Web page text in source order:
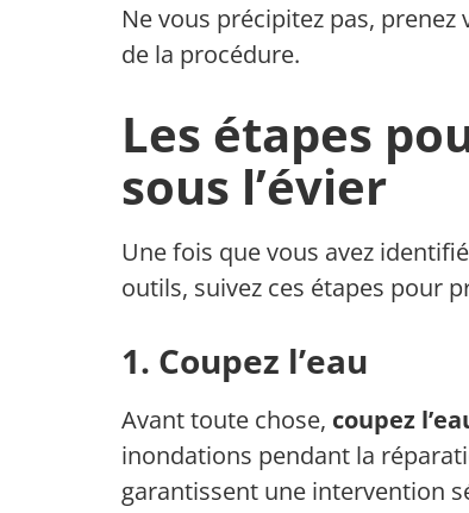
Ne vous précipitez pas,
de la procédure.
Les étapes
sous l’évier
Une fois que vous avez
outils, suivez ces étapes pour
1. Coupez l’eau
Avant toute chose, coupez
inondations pendant la
garantissent une intervention